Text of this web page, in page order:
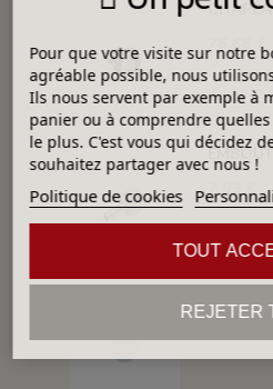
76,68 €
Pour que votre visite sur notre
agréable possible, nous
Ils nous servent par exemple à
panier ou à comprendre
le plus. C'est vous qui décidez
souhaitez partager avec nous !
Politique de cookies
REJETER
TOUT